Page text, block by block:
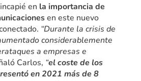
en la importancia de
en este nuevo
“Durante la crisis de
considerablemente
a empresas e
Carlos, “el coste de los
en 2021 más de 8